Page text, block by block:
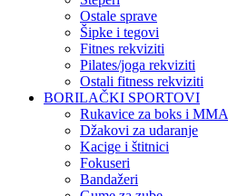
Ostale sprave
Šipke i tegovi
Fitnes rekviziti
Pilates/joga rekviziti
Ostali fitness rekviziti
BORILAČKI SPORTOVI
Rukavice za boks i MMA
Džakovi za udaranje
Kacige i štitnici
Fokuseri
Bandažeri